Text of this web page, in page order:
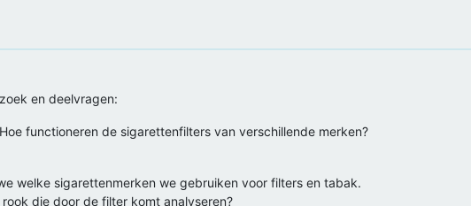
en deelvragen:
functioneren de sigarettenfilters van verschillende merken?
welke sigarettenmerken we gebruiken voor filters en tabak.
rook die door de filter komt analyseren?